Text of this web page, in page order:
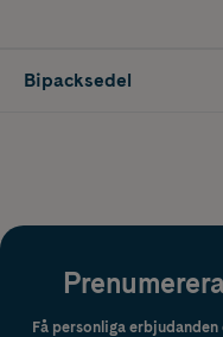
Bipacksedel
Få personliga